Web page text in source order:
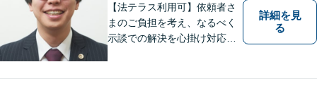
【法テラス利用可】依頼者さ
まのご負担を考え、なるべく
示談での解決を心掛け対応い
詳細を見
る